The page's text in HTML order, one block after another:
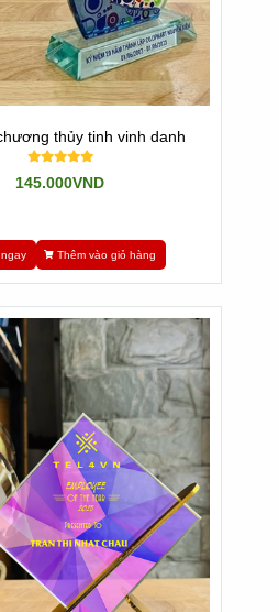
chọn bình thường và nhận
và làm thế nào để tận
thủy tinh vinh danh
145.000VND
Thêm vào giỏ hàng